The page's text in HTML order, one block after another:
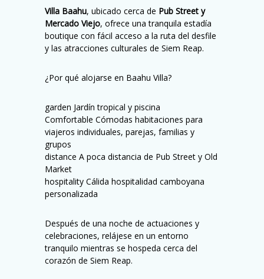
Villa Baahu, ubicado cerca de Pub Street y
Mercado Viejo, ofrece una tranquila estadía
boutique con fácil acceso a la ruta del desfile
y las atracciones culturales de Siem Reap.
¿Por qué alojarse en Baahu Villa?
garden Jardín tropical y piscina
Comfortable Cómodas habitaciones para
viajeros individuales, parejas, familias y
grupos
distance A poca distancia de Pub Street y Old
Market
hospitality Cálida hospitalidad camboyana
personalizada
Después de una noche de actuaciones y
celebraciones, relájese en un entorno
tranquilo mientras se hospeda cerca del
corazón de Siem Reap.